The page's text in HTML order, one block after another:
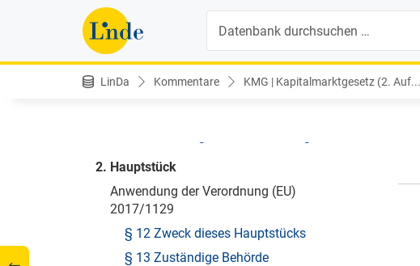
LinDa Kommentare KMG | Kapitalmarktgesetz (2. Auf...
§ 7 Prüfung des Prospekts
§ 8 Veröffentlichung des Prospekts
§ 9 Sonderbestimmungen für
Veranlagungen in Immobilien
2. Hauptstück
Anwendung der Verordnung (EU)
2017/1129
§ 12 Zweck dieses Hauptstücks
§ 13 Zuständige Behörde